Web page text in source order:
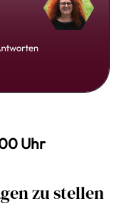
Uhr
zu stellen